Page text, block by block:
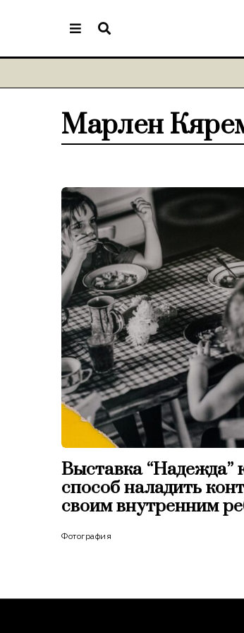
Марлен
Выставка “Надежда”
способ наладить
своим внутренним
Фотография